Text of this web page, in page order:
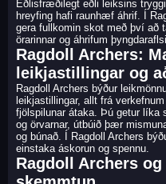
Eðlisfræðilegt eðli leiksins
hreyfing hafi raunhæf áhrif. Í
gera fullkomin skot með því að
örarinnar og áhrifum
Ragdoll Archers:
leikjastillingar og
Ragdoll Archers býður
leikjastillingar, allt frá
fjölspilunar átaka. Þú getur líka
og örvarnar, útbúið þær
og búnað. Í Ragdoll Archers
einstaka áskorun og spennu.
Ragdoll Archers